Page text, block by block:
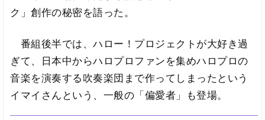
ク」創作の秘密を語った。
番組後半では、ハロー！プロジェクトが大好き過
ぎて、日本中からハロプロファンを集めハロプロの
音楽を演奏する吹奏楽団まで作ってしまったという
イマイさんという、一般の「偏愛者」も登場。